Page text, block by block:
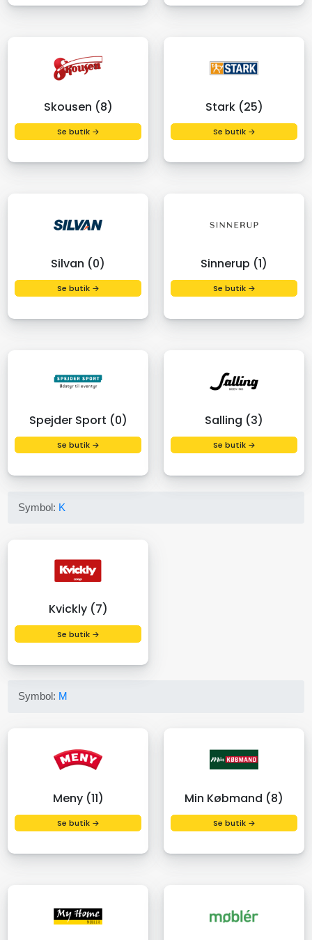
Skousen (8)
Se butik →
Stark (25)
Se butik →
Silvan (0)
Se butik →
Sinnerup (1)
Se butik →
Spejder Sport (0)
Se butik →
Salling (3)
Se butik →
Symbol: K
Kvickly (7)
Se butik →
Symbol: M
Meny (11)
Se butik →
Min Købmand (8)
Se butik →